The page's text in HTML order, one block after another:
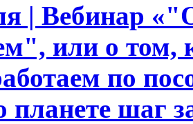
| Вебинар
или о том,
по
планете шаг